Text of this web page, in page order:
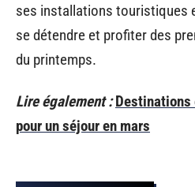
ses installations touristiques
se détendre et profiter des
du printemps.
Lire également :
pour un séjour en mars